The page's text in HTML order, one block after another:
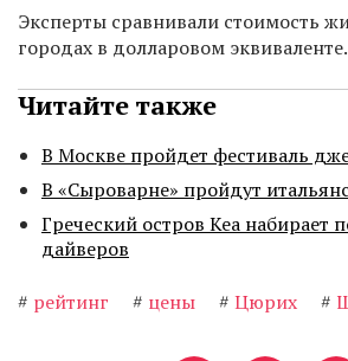
Эксперты сравнивали стоимость
городах в долларовом эквиваленте.
Читайте также
В Москве пройдет фестиваль
В «Сыроварне» пройдут
Греческий остров Кеа набирает
дайверов
# рейтинг # цены # Цюрих #